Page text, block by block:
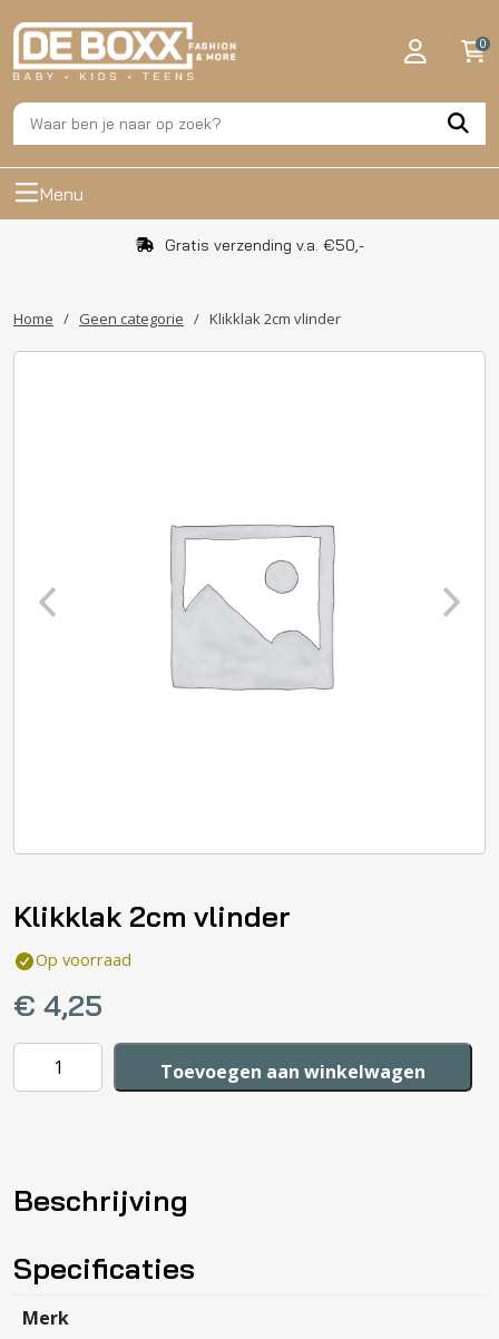
0
Menu
Gratis verzending v.a. €50,-
Home / Geen categorie / Klikklak 2cm vlinder
Klikklak 2cm vlinder
Op voorraad
€ 4,25
Klikklak
2cm
Toevoegen aan winkelwagen
Beschrijving
Specificaties
Merk